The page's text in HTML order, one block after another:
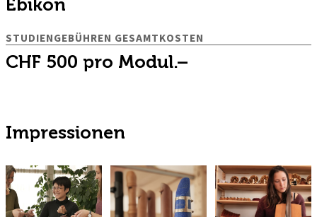
Ebikon
STUDIENGEBÜHREN GESAMTKOSTEN
CHF 500 pro Modul.–
Impressionen